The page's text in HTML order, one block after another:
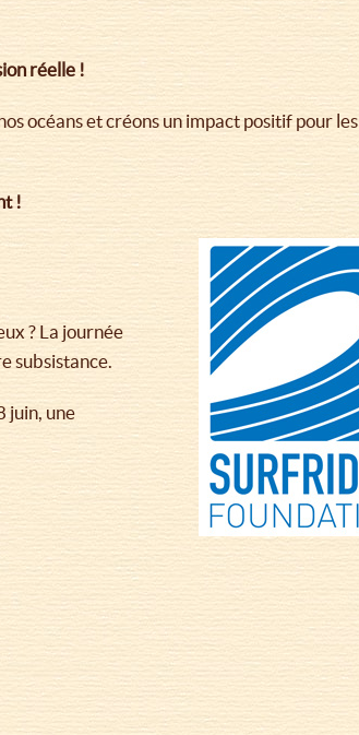
réelle !
océans et créons un impact positif pour les
!
? La journée
subsistance.
juin, une